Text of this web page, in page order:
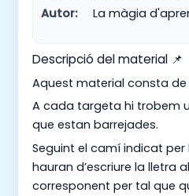
Autor:
La màgia
Descripció del material 📌
Aquest material consta de
A cada targeta hi trobem
que estan barrejades.
Seguint el camí indicat
hauran d’escriure la lletra
corresponent per tal que